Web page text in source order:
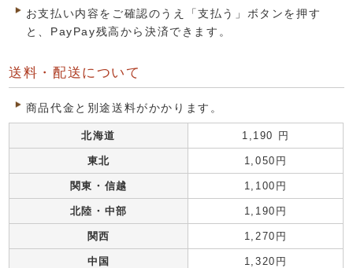
お支払い内容をご確認のうえ「支払う」ボタンを押す
と、PayPay残高から決済できます。
送料・配送について
商品代金と別途送料がかかります。
北海道 1,190 円
東北 1,050円
関東・信越 1,100円
北陸・中部 1,190円
関西 1,270円
中国 1,320円